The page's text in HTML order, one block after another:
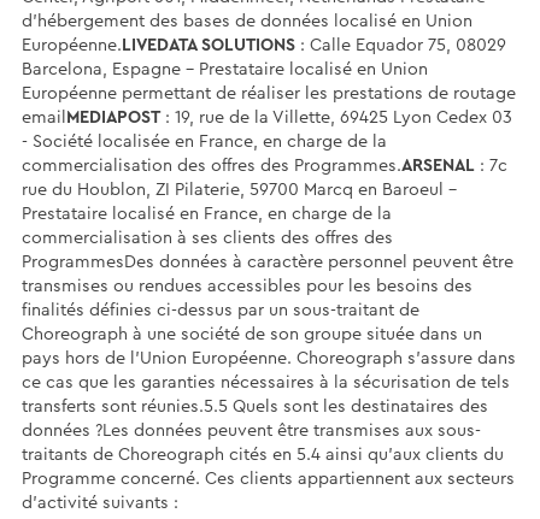
d’hébergement des bases de données localisé en Union
Européenne. LIVEDATA SOLUTIONS: Calle Equador 75, 08029
Barcelona, Espagne - Prestataire localisé en Union
Européenne permettant de réaliser les prestations de routage
email MEDIAPOST: 19, rue de la Villette, 69425 Lyon Cedex 03
- Société localisée en France, en charge de la
commercialisation des offres des Programmes.ARSENAL: 7c
rue du Houblon, ZI Pilaterie, 59700 Marcq en Baroeul -
Prestataire localisé en France, en charge de la
commercialisation à ses clients des offres des
ProgrammesDes données à caractère personnel peuvent être
transmises ou rendues accessibles pour les besoins des
finalités définies ci-dessus par un sous-traitant de
Choreograph à une société de son groupe située dans un
pays hors de l’Union Européenne. Choreograph s’assure dans
ce cas que les garanties nécessaires à la sécurisation de tels
transferts sont réunies.5.5 Quels sont les destinataires des
données ?Les données peuvent être transmises aux sous-
traitants de Choreograph cités en 5.4 ainsi qu’aux clients du
Programme concerné. Ces clients appartiennent aux secteurs
d’activité suivants :